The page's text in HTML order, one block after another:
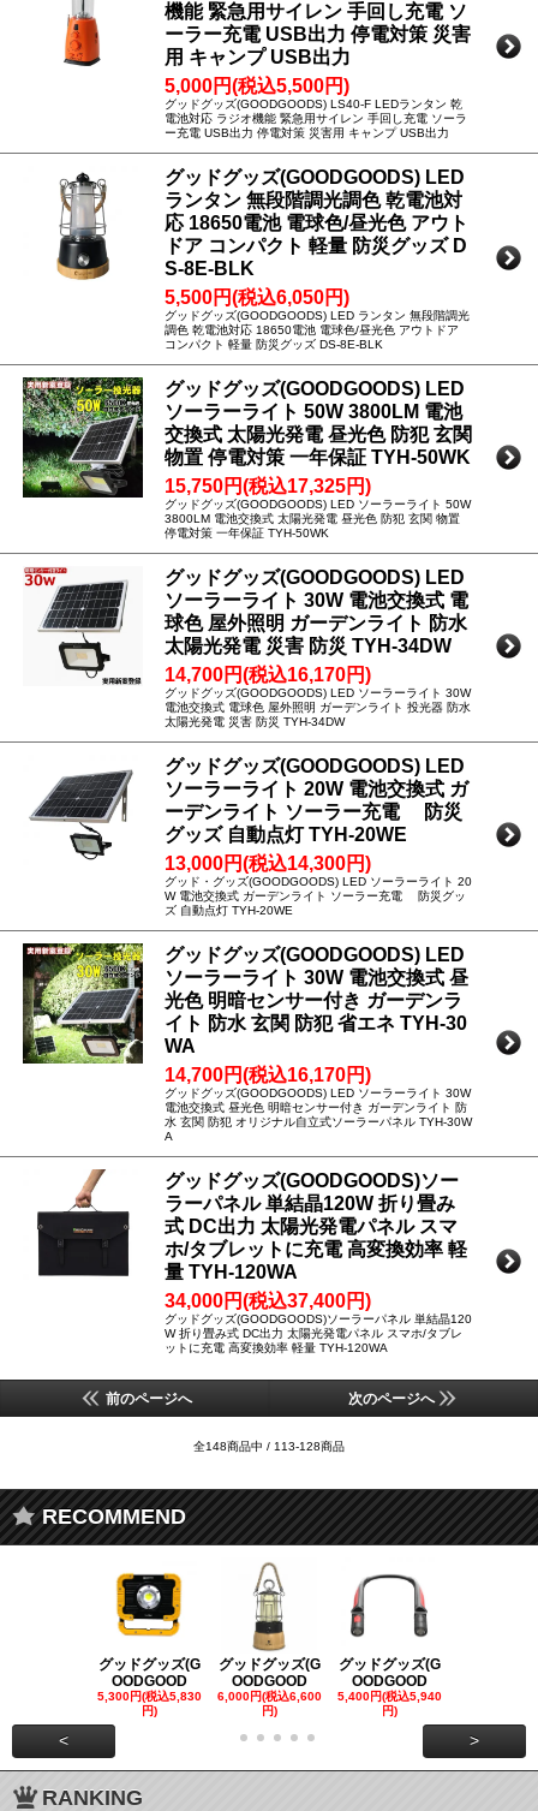
機能 緊急用サイレン 手回し充電 ソ
ーラー充電 USB出力 停電対策 災害
用 キャンプ USB出力
5,000円(税込5,500円)
グッドグッズ(GOODGOODS) LS40-F LEDランタン 乾
電池対応 ラジオ機能 緊急用サイレン 手回し充電 ソーラ
ー充電 USB出力 停電対策 災害用 キャンプ USB出力
グッドグッズ(GOODGOODS) LED
ランタン 無段階調光調色 乾電池対
応 18650電池 電球色/昼光色 アウト
ドア コンパクト 軽量 防災グッズ D
S-8E-BLK
5,500円(税込6,050円)
グッドグッズ(GOODGOODS) LED ランタン 無段階調光
調色 乾電池対応 18650電池 電球色/昼光色 アウトドア
コンパクト 軽量 防災グッズ DS-8E-BLK
グッドグッズ(GOODGOODS) LED
ソーラーライト 50W 3800LM 電池
交換式 太陽光発電 昼光色 防犯 玄関
物置 停電対策 一年保証 TYH-50WK
15,750円(税込17,325円)
グッドグッズ(GOODGOODS) LED ソーラーライト 50W
3800LM 電池交換式 太陽光発電 昼光色 防犯 玄関 物置
停電対策 一年保証 TYH-50WK
グッドグッズ(GOODGOODS) LED
ソーラーライト 30W 電池交換式 電
球色 屋外照明 ガーデンライト 防水
太陽光発電 災害 防災 TYH-34DW
14,700円(税込16,170円)
グッドグッズ(GOODGOODS) LED ソーラーライト 30W
電池交換式 電球色 屋外照明 ガーデンライト 投光器 防水
太陽光発電 災害 防災 TYH-34DW
グッドグッズ(GOODGOODS) LED
ソーラーライト 20W 電池交換式 ガ
ーデンライト ソーラー充電 防災
グッズ 自動点灯 TYH-20WE
13,000円(税込14,300円)
グッド・グッズ(GOODGOODS) LED ソーラーライト 20
W 電池交換式 ガーデンライト ソーラー充電 防災グッ
ズ 自動点灯 TYH-20WE
グッドグッズ(GOODGOODS) LED
ソーラーライト 30W 電池交換式 昼
光色 明暗センサー付き ガーデンラ
イト 防水 玄関 防犯 省エネ TYH-30
WA
14,700円(税込16,170円)
グッドグッズ(GOODGOODS) LED ソーラーライト 30W
電池交換式 昼光色 明暗センサー付き ガーデンライト 防
水 玄関 防犯 オリジナル自立式ソーラーパネル TYH-30W
A
グッドグッズ(GOODGOODS)ソー
ラーパネル 単結晶120W 折り畳み
式 DC出力 太陽光発電パネル スマ
ホ/タブレットに充電 高変換効率 軽
量 TYH-120WA
34,000円(税込37,400円)
グッドグッズ(GOODGOODS)ソーラーパネル 単結晶120
W 折り畳み式 DC出力 太陽光発電パネル スマホ/タブレ
ットに充電 高変換効率 軽量 TYH-120WA
前のページへ 次のページへ
全148商品中 / 113-128商品
RECOMMEND
グッドグッズ(G
OODGOOD
5,300円(税込5,830
円)
グッドグッズ(G
OODGOOD
6,000円(税込6,600
円)
グッドグッズ(G
OODGOOD
5,400円(税込5,940
円)
< >
RANKING